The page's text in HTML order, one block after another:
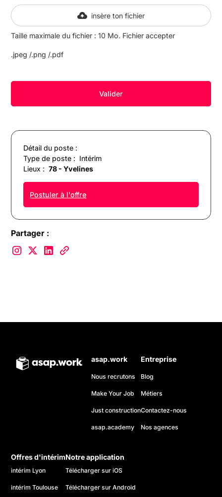
Détail du poste :
Type de poste : Intérim
Lieux : 78 - Yvelines
Postuler à l'offre
Partager :
insère ton fichier
Taille maximale du fichier : 10 Mo. Fichier accepter
.jpeg /.png /.pdf
asap.work
Nous recrutons
Make Your Job
Just construction
asap.academy
Entreprise
Blog
Métiers
Contactez-nous
Nos agences
Offres d'intérim
intérim Lyon
intérim Toulouse
Notre application
Télécharger sur iOS
Télécharger sur Android